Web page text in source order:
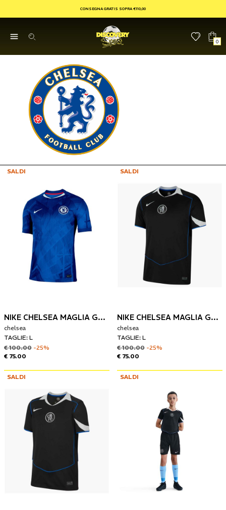
CONSEGNA GRATIS SOPRA €110,00
0
SALDI
NIKE CHELSEA MAGLIA GARA HOME 25/26
chelsea
TAGLIE: L
€ 100.00 -25%
€ 75.00
SALDI
NIKE CHELSEA MAGLIA GARA THIRD 25/26
chelsea
TAGLIE: L
€ 100.00 -25%
€ 75.00
SALDI SALDI